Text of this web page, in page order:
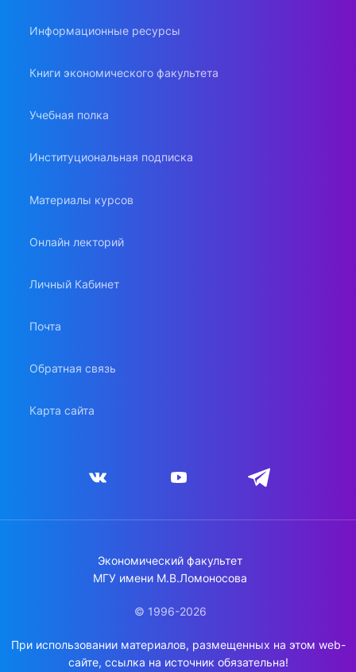
Информационные ресурсы
Книги экономического факультета
Учебная полка
Институциональная подписка
Материалы курсов
Онлайн лекторий
Личный Кабинет
Почта
Обратная связь
Карта сайта
Экономический факультет
МГУ имени М.В.Ломоносова
© 1996-2026
При использовании материалов, размещенных на этом web-
сайте, ссылка на источник обязательна!